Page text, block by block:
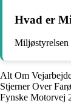
Hvad er
Miljøstyrelsen
Alt Om
Stjerner Over Farø
Fynske Motorvej